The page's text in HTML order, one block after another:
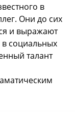
в
Они до сих
и выражают
социальных
талант